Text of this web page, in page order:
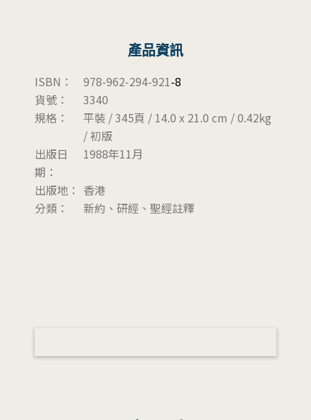
產品資訊
ISBN： 978-962-294-921-8
貨號：
3340
規格：
平裝 / 345頁 / 14.0 x 21.0 cm / 0.42kg
/ 初版
出版日
期：
1988年11月
出版地： 香港
分類：
新約、研經、聖經註釋